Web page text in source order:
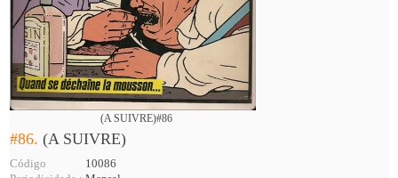
(A SUIVRE)#86
#86.(A SUIVRE)
Código
10086